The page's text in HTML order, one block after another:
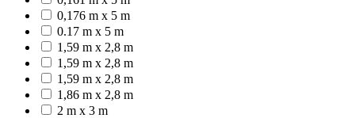
0,176 m x 5 m
0.17 m x 5 m
1,59 m x 2,8 m
1,59 m x 2,8 m
1,59 m x 2,8 m
1,86 m x 2,8 m
2 m x 3 m